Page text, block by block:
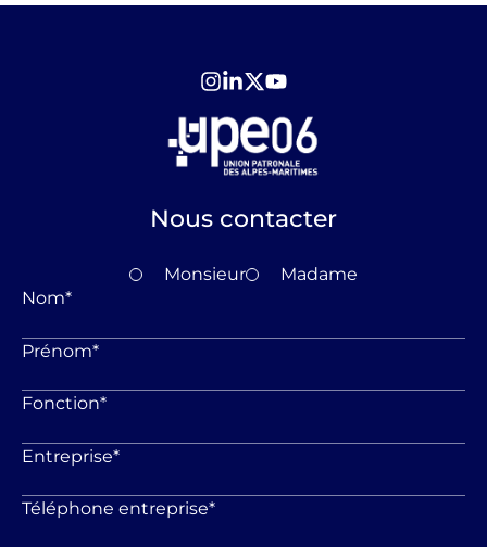
Nous contacter
Monsieur
Madame
Nom*
Prénom*
Fonction*
Entreprise*
Téléphone entreprise*